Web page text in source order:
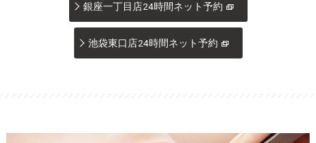
銀座一丁目店24時間ネット予約
池袋東口店24時間ネット予約